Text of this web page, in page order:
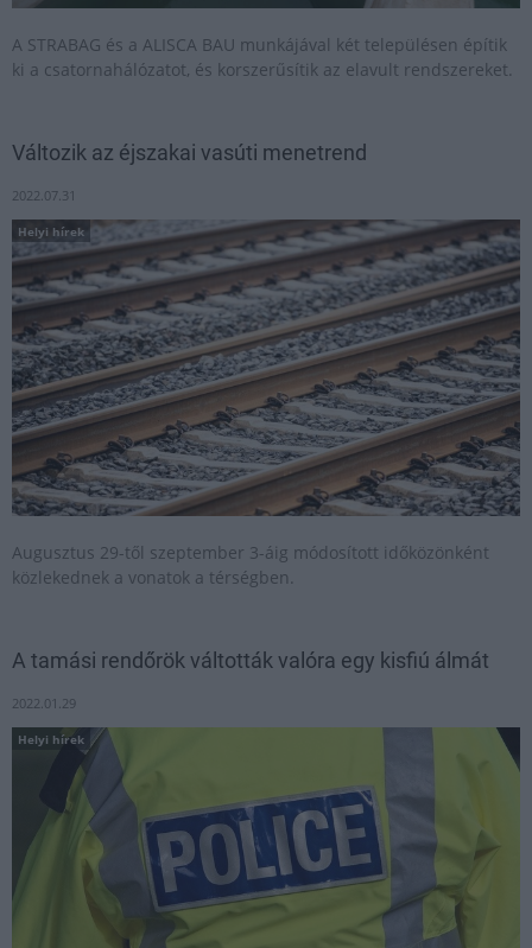
A STRABAG és a ALISCA BAU munkájával két településen építik
ki a csatornahálózatot, és korszerűsítik az elavult rendszereket.
Változik az éjszakai vasúti menetrend
2022.07.31
Helyi hírek
Augusztus 29-től szeptember 3-áig módosított időközönként
közlekednek a vonatok a térségben.
A tamási rendőrök váltották valóra egy kisfiú álmát
2022.01.29
Helyi hírek